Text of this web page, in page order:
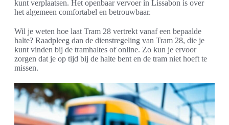
kunt verplaatsen. Het openbaar vervoer in Lissabon is over
het algemeen comfortabel en betrouwbaar.
Wil je weten hoe laat Tram 28 vertrekt vanaf een bepaalde
halte? Raadpleeg dan de dienstregeling van Tram 28, die je
kunt vinden bij de tramhaltes of online. Zo kun je ervoor
zorgen dat je op tijd bij de halte bent en de tram niet hoeft te
missen.